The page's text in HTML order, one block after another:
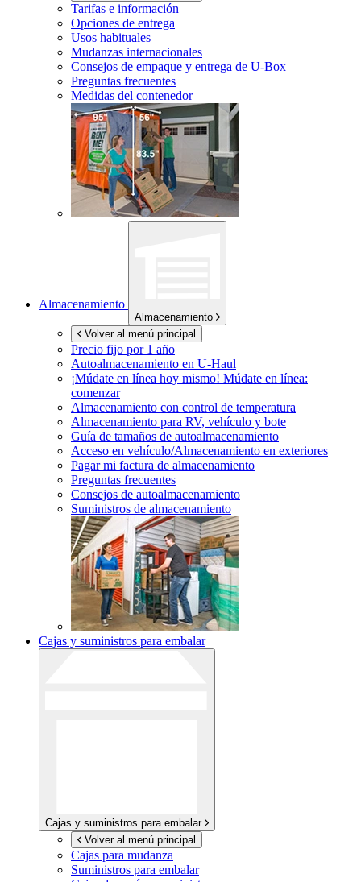
Tarifas e información
Opciones de entrega
Usos habituales
Mudanzas internacionales
Consejos de empaque y entrega de U-Box
Preguntas frecuentes
Medidas del contenedor
Almacenamiento
Almacenamiento
Volver al menú principal
Precio fijo por 1 año
Autoalmacenamiento en U-Haul
¡Múdate en línea hoy mismo! Múdate en línea:
comenzar
Almacenamiento con control de temperatura
Almacenamiento para RV, vehículo y bote
Guía de tamaños de autoalmacenamiento
Acceso en vehículo/Almacenamiento en exteriores
Pagar mi factura de almacenamiento
Preguntas frecuentes
Consejos de autoalmacenamiento
Suministros de almacenamiento
Cajas y suministros para embalar
Cajas y suministros para embalar
Volver al menú principal
Cajas para mudanza
Suministros para embalar